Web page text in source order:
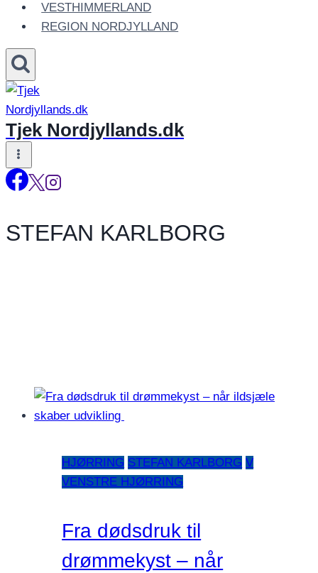
VESTHIMMERLAND
REGION NORDJYLLAND
Tjek Nordjyllands.dk
STEFAN KARLBORG
HJØRRING STEFAN KARLBORG V
VENSTRE HJØRRING
Fra dødsdruk til
drømmekyst – når